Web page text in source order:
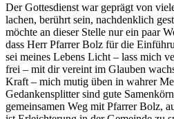
Der Gottesdienst war geprägt von
lachen, berührt sein, nachdenklich
möchte an dieser Stelle nur ein paar
dass Herr Pfarrer Bolz für die
sei meines Lebens Licht – lass mich
frei – mit dir vereint im Glauben
Kraft – mich mutig üben in wahrer
Gedankensplitter sind gute
gemeinsamen Weg mit Pfarrer Bolz,